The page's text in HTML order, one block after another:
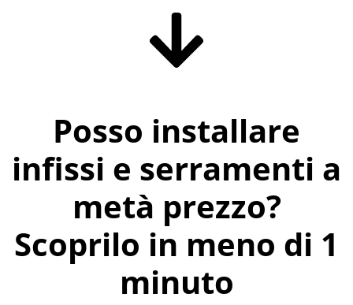
Posso installare
infissi e serramenti a
metà prezzo?
Scoprilo in meno di 1
minuto